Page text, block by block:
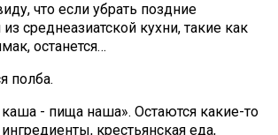
что если убрать поздние
среднеазиатской кухни, такие как
останется…
полба.
- пища наша». Остаются какие-то
крестьянская еда,